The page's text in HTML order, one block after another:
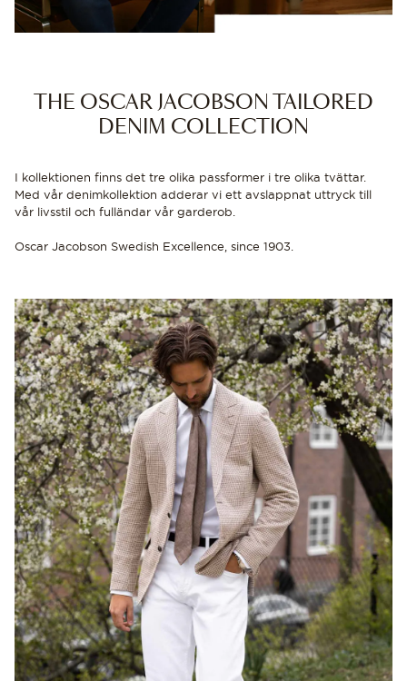
THE OSCAR JACOBSON TAILORED
DENIM COLLECTION
I kollektionen finns det tre olika passformer i tre olika tvättar.
Med vår denimkollektion adderar vi ett avslappnat uttryck till
vår livsstil och fulländar vår garderob.
Oscar Jacobson Swedish Excellence, since 1903.